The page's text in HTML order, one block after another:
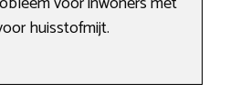
huisstofmijt.